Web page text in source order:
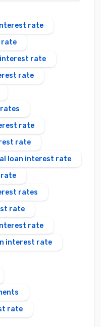
rate
rate
interest rate
rate
rate
rate
loan interest rate
rate
rates
rate
rate
interest rate
rate